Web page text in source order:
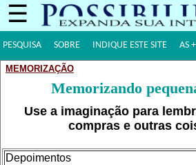
☰
PESQUISA SOBRE INDIQUE ESTE SITE AS
MEMORIZAÇÃO
Memorizando
Use a imaginação para
compras e outras
Depoimentos